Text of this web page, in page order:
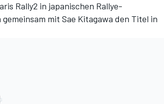
Rally2 in japanischen Rallye-
mit Sae Kitagawa den Titel in